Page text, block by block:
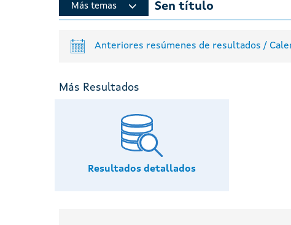
Más temas Sen título
Anteriores resúmenes de resultados /
Más Resultados
Resultados detallados